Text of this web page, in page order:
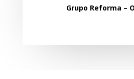
Grupo Reforma –